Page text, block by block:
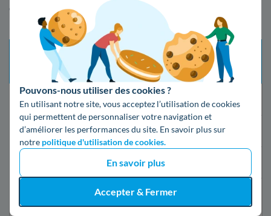
Pouvons-nous utiliser des cookies ?
En utilisant notre site, vous acceptez l’utilisation de cookies
qui permettent de personnaliser votre navigation et
d’améliorer les performances du site. En savoir plus sur
notre politique d'utilisation de cookies.
En savoir plus
Accepter & Fermer
qui existent selon les diverses installations pour une mise en
route de votre compteur d'électricité:
Type de mise en service
Délai d’intervention
maximum
Tarif
prestation
(TTC)
Changement de fournisseur 21 jours Gratuit
Mise en service standard 5 jours ouvrés 16,79€
Mise en service express 2 jours ouvrés
Mise en service d’urgence
24h après la
souscription